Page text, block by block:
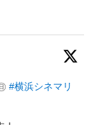
#横浜シネマリ